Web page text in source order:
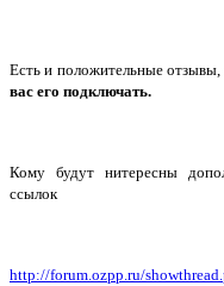
Есть и положительные отзывы,
вас его подключать.
Кому будут нитересны
ссылок
http://forum.ozpp.ru/